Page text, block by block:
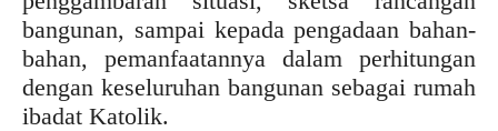
bangunan, sampai kepada pengadaan bahan-
bahan, pemanfaatannya dalam perhitungan
dengan keseluruhan bangunan sebagai rumah
ibadat Katolik.